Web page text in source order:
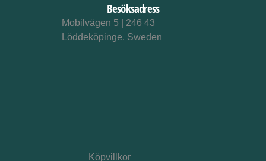
Besöksadress
Mobilvägen 5 | 246 43
Löddeköpinge, Sweden
Köpvillkor